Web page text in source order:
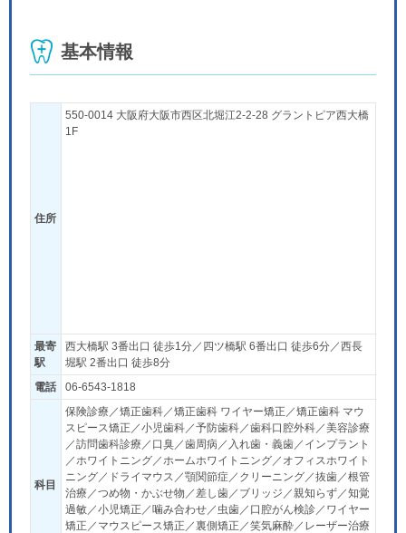
基本情報
住所
550-0014 大阪府大阪市西区北堀江2-2-28 グラントピア西大橋
1F
最寄
駅
西大橋駅 3番出口 徒歩1分／四ツ橋駅 6番出口 徒歩6分／西長
堀駅 2番出口 徒歩8分
電話
06-6543-1818
科目
保険診療／矯正歯科／矯正歯科 ワイヤー矯正／矯正歯科 マウ
スピース矯正／小児歯科／予防歯科／歯科口腔外科／美容診療
／訪問歯科診療／口臭／歯周病／入れ歯・義歯／インプラント
／ホワイトニング／ホームホワイトニング／オフィスホワイト
ニング／ドライマウス／顎関節症／クリーニング／抜歯／根管
治療／つめ物・かぶせ物／差し歯／ブリッジ／親知らず／知覚
過敏／小児矯正／噛み合わせ／虫歯／口腔がん検診／ワイヤー
矯正／マウスピース矯正／裏側矯正／笑気麻酔／レーザー治療